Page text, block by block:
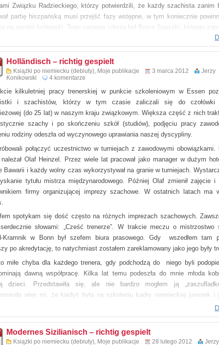
für Weiß
rozszerzone wydanie
i Uwe Bekemann
Beyer Verlag 2020
///////////////////////////////
wersja 2 wydania.
Partie – richtig gespielt
3-940417-16-9
Związku Radzieckiego, którzy potwierdzili, że każdy szachista zanim
partię hiszpańską musi przejść fazy wstępne, w tym koniecznie
na gambit królewski. Tego samego zdania był Borys Spasski, którego
w trakcie jednej z rund Bundesligi. Były mistrz świata wyraził nawet
nie grał tego gambitu, to nie zrozumie dobrze istoty taktyki szachów!
pracy trenerskiej zwracałem uwagę moim podopiecznym na ten
obecnie młodzi adepci szachów często wybierają schematy po 1.d4, bo
Gambit Radomia”, który zmusza zawodniczki i zawodników do
do tego, że napisałem książkę o gambicie królewskim?
Joachim Beyer zapytał mnie, czy nie mógłym przygotować książki
że to chętnie zrealizuję, ponieważ temat jest bardzo interesujący i
doświadczenia. Ale w późniejszym terminie, gdyż w tym momencie
inne projekty. Ostatecznie ustaliliśmy, że książka powinna być
Niestety obietnicy nie dotrzymałem. Temat okazał się zbyt trudny i
zaproponowałem współpracę graczowi korespondencyjnemu
który jest redaktorem pisma „Fernschachpost” i autorem kilku
Dla tego pisma od kilku lat piszę teoretyczne artykuły.
tok pracy i przed kilkoma dniami książka ukazała się
Niestety wydawnictwo przeoczyło fakt, że na okładce nie ma
partnera. Na szczęście jest na drugiej stronie tylnej
okładce. Takie
zdarzają, ale można je nieraz spotkać. Mój współpracownik przyjął to
Holländisch – richtig gespielt
Książki po niemiecku (debiuty), Moje publikacje 3 marca 2012
Jerzy
Konikowski
4 komentarze
kilkuletniej pracy trenerskiej w punkcie szkoleniowym w Essen
i szachistów, którzy w tym czasie zaliczali się do czołówki
(do 25 lat) w naszym kraju związkowym. Większa część z nich
szachy i po skończeniu szkół (studiów), podjęciu pracy
rodziny odeszła od wyczynowego uprawiania naszej dyscypliny.
połączyć uczestnictwo w turniejach z zawodowymi obowiązkami.
Olaf Heinzel. Przez wiele lat pracował jako manager w dużym
Bawarii i każdy wolny czas wykorzystywał na granie w turniejach.
tytułu mistrza międzynarodowego. Później Olaf zmienił zajęcie i
firmy organizującej imprezy szachowe. W ostatnich latach ma
spotykam się dość często na różnych imprezach szachowych.
słowami: „Cześć trenerze”. W trakcie meczu o mistrzostwo
Kramnik w Bonn był szefem biura prasowego. Gdy wszedłem tam
po akredytację, to natychmiast zostałem zareklamowany jako jego były
miłe chyba dla każdego trenera, gdy podchodzą do niego byli
dawną współpracę. Kilka lat temu podeszła do mnie młoda
dzieci. Przedstawiła się, ale nie bardzo mogłem ją
więc mi, że kiedyś była na szkoleniu kadry niemieckiej juniorek i
do przedstawionej książki. W 2008 roku ustaliłem z wydawcą
kolejny temat o obronie holenderskiej po ruchach 1.d4 f5.
Modernes Sizilianisch – richtig gespielt
Książki po niemiecku (debiuty), Moje publikacje 28 lutego 2012 Jerzy